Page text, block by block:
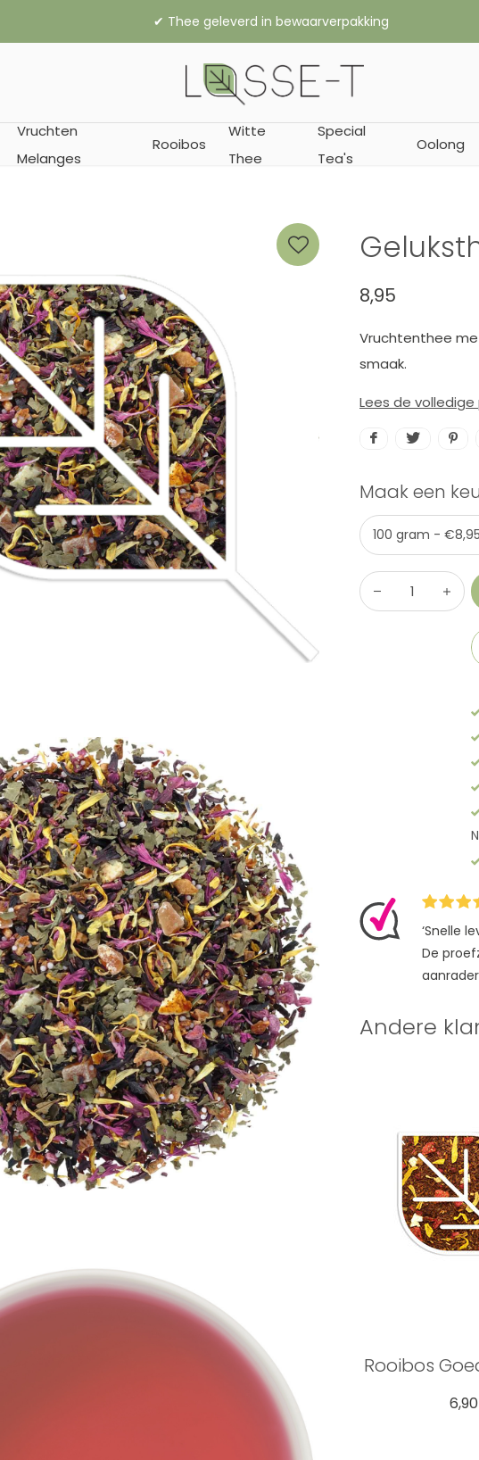
Vruchten
Melanges
Rooibos
Witte
Thee
Special
Tea's
Oolong
✔︎ Vanaf € 35,- gratis verzending binnen Nederland (vanaf € 45,- naar België
8,95
Vruchtenthee
smaak.
Lees de
Maak een
‘Snelle
De
Andere
Rooibos
6,90